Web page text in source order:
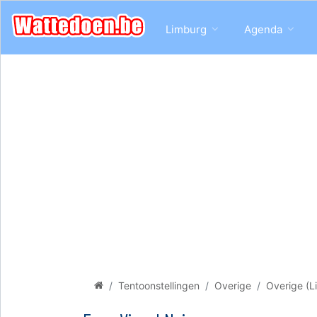
Limburg Agenda
Tentoonstellingen Overige Overige